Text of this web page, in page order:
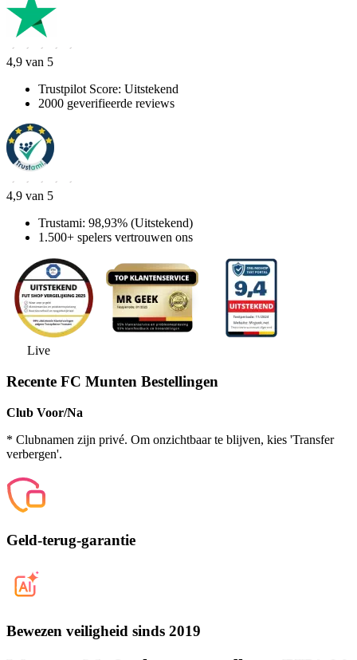
4,9 van 5
Trustpilot Score: Uitstekend
2000 geverifieerde reviews
4,9 van 5
Trustami: 98,93% (Uitstekend)
1.500+ spelers vertrouwen ons
Live
Recente FC Munten Bestellingen
Club Voor/Na
* Clubnamen zijn privé. Om onzichtbaar te blijven, kies 'Transfer
verbergen'.
Geld-terug-garantie
Bewezen veiligheid sinds 2019